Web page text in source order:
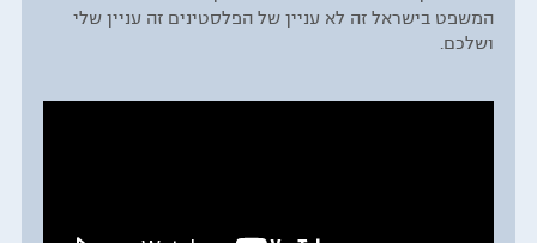
המשפט בישראל זה לא עניין של הפלסטינים זה עניין שלי
ושלכם.